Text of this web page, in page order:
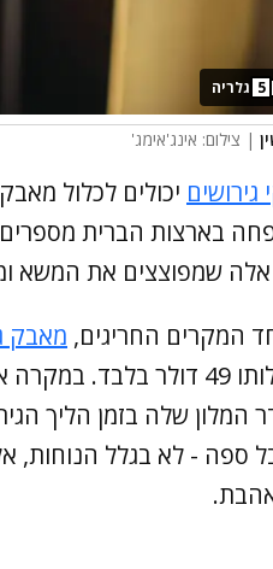
| צילום: אינג'אימג'
5 גלריה
גירושים יכולים לכלול
בארצות הברית
שמפוצצים את המשא
המקרים החריגים, מאבק
שעלותו 49 דולר
המלון שלה בזמן הליך
ספה - לא בגלל הנוחות,